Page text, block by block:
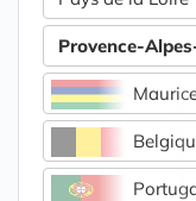
Provence-